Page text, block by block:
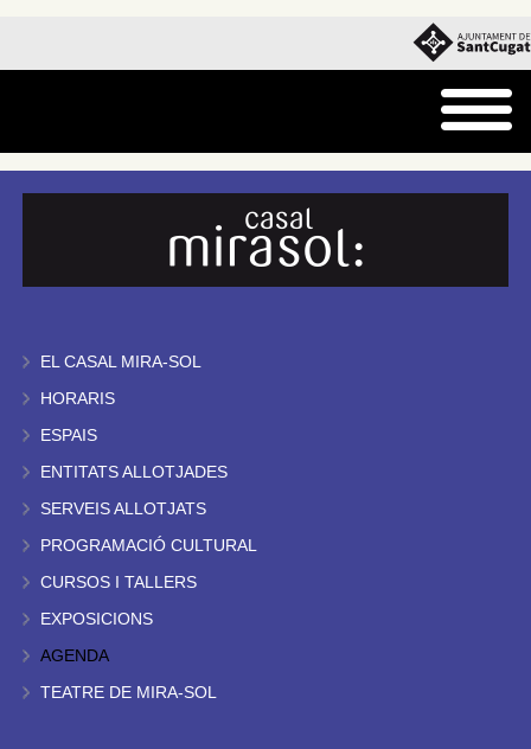
EL CASAL MIRA-SOL
HORARIS
ESPAIS
ENTITATS ALLOTJADES
SERVEIS ALLOTJATS
PROGRAMACIÓ CULTURAL
CURSOS I TALLERS
EXPOSICIONS
AGENDA
TEATRE DE MIRA-SOL